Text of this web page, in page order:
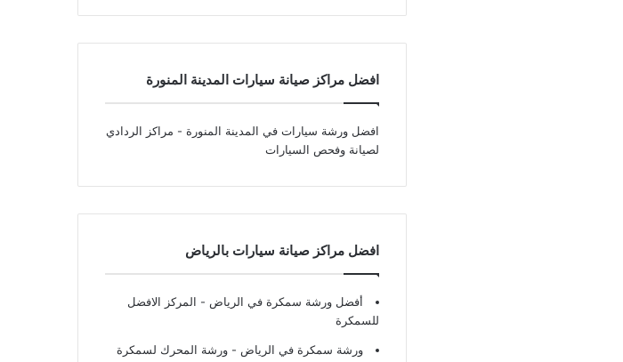
افضل مراكز صيانة سيارات المدينة المنورة
افضل ورشة سيارات في المدينة المنورة - مراكز الردادي
لصيانة وفحص السيارات
افضل مراكز صيانة سيارات بالرياض
أفضل ورشة سمكرة في الرياض - المركز الافضل
للسمكرة
ورشة سمكرة في الرياض - ورشة المحرك لسمكرة